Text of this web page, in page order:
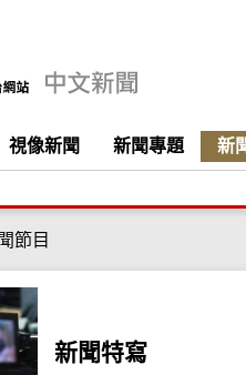
視像新聞 新聞專題 新
節目
新聞特寫